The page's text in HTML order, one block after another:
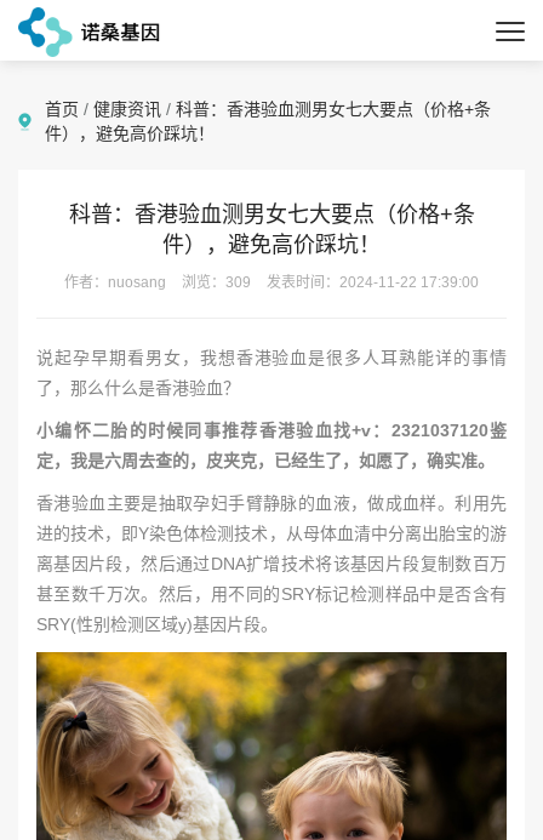
首页 / 健康资讯 / 科普：香港验血测男女七大要点（价格+条
件），避免高价踩坑！
科普：香港验血测男女七大要点（价格+条
件），避免高价踩坑！
作者：nuosang 浏览：309 发表时间：2024-11-22 17:39:00
说起孕早期看男女，我想香港验血是很多人耳熟能详的事情
了，那么什么是香港验血？
小编怀二胎的时候同事推荐香港验血找+v：2321037120鉴
定，我是六周去查的，皮夹克，已经生了，如愿了，确实准。
香港验血主要是抽取孕妇手臂静脉的血液，做成血样。利用先
进的技术，即Y染色体检测技术，从母体血清中分离出胎宝的游
离基因片段，然后通过DNA扩增技术将该基因片段复制数百万
甚至数千万次。然后，用不同的SRY标记检测样品中是否含有
SRY(性别检测区域y)基因片段。